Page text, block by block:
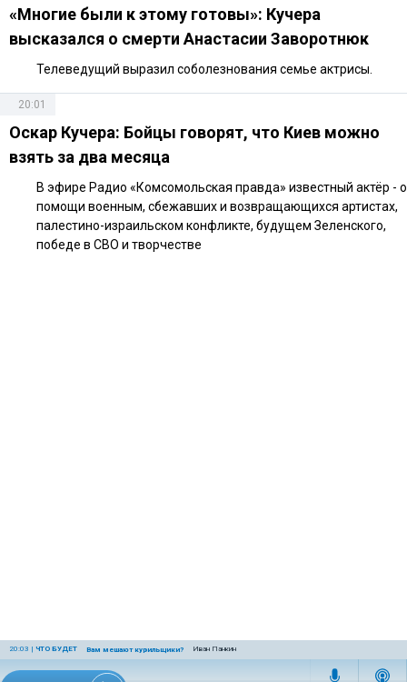
20:03 | ЧТО БУДЕТ Вам мешают курильщики? Иван Панкин
«Многие были к этому готовы»: Кучера
высказался о смерти Анастасии Заворотнюк
Телеведущий выразил соболезнования семье актрисы.
20:01
Оскар Кучера: Бойцы говорят, что Киев можно
взять за два месяца
В эфире Радио «Комсомольская правда» известный актёр - о
помощи военным, сбежавших и возвращающихся артистах,
палестино-израильском конфликте, будущем Зеленского,
победе в СВО и творчестве